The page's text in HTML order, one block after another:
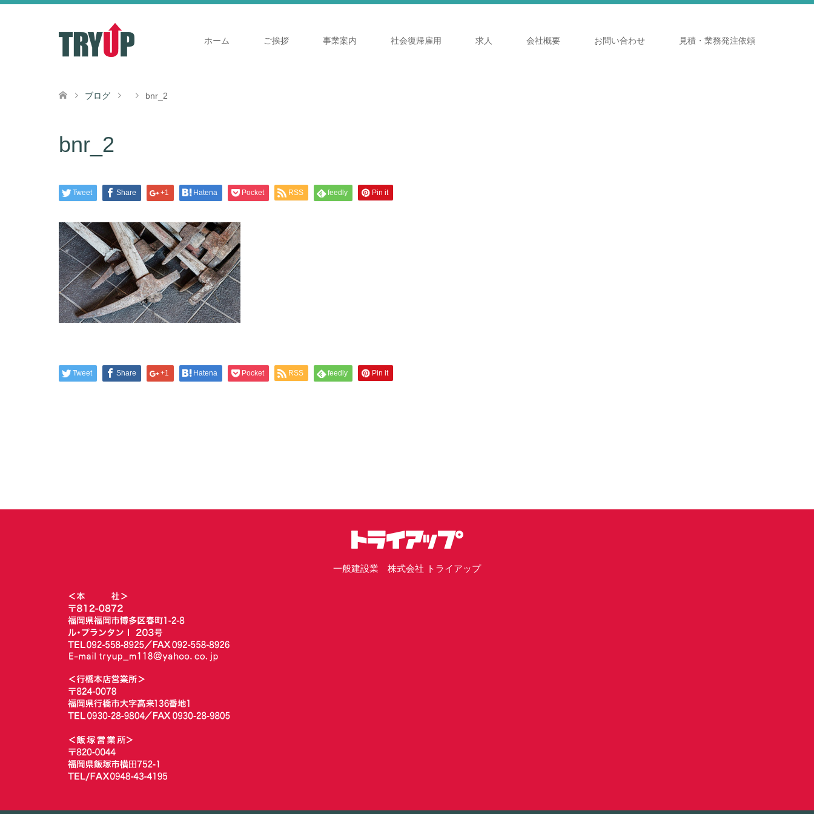
ホーム ご挨拶 事業案内 社会復帰雇用 求人 会社概要 お問い合わせ 見積・業務発注依頼
ブログ bnr_2
bnr_2
Tweet Share +1 Hatena Pocket RSS feedly Pin it
Tweet Share +1 Hatena Pocket RSS feedly Pin it
一般建設業 株式会社 トライアップ